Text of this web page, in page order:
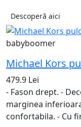
Descoperă aici
babyboomer
Michael Kors
479.9 Lei
- Fason drept. -
marginea
confortabila. - Cu